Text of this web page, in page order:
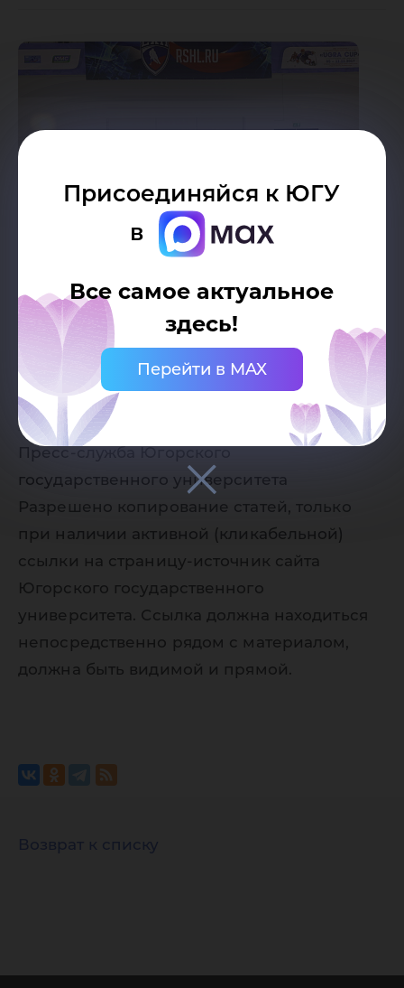
Присоединяйся к ЮГУ
в
Все самое актуальное
здесь!
Перейти в MAX
Дата публикации: 10.11.2017
Автор:
Пресс-служба Югорского
государственного университета
Разрешено копирование статей, только
при наличии активной (кликабельной)
ссылки на страницу-источник сайта
Югорского государственного
университета. Ссылка должна находиться
непосредственно рядом с материалом,
должна быть видимой и прямой.
Возврат к списку